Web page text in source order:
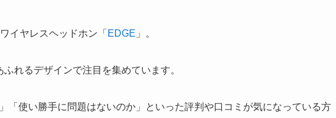
イヤレスヘッドホン「 EDGE 」。
れるデザインで注目を集めています。
「使い勝手に問題はないのか」といった評判や口コミが気になっている方